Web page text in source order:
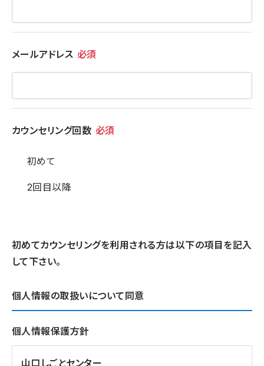
メールアドレス 必須
カウンセリング回数 必須
初めて
2回目以降
初めてカウンセリングを利用される方は以下の項目を記入
して下さい。
個人情報の取扱いについて同意
個人情報保護方針
山口しごとセンター